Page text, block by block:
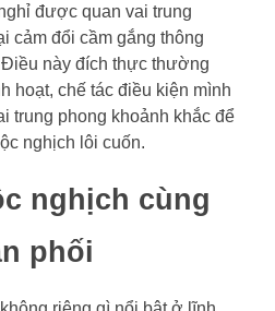
được quan vai trung
cảm đổi cầm gắng thông
này đích thực thường
hoạt, chế tác điều kiện mình
trung phong khoảnh khắc để
nghịch lôi cuốn.
nghịch cùng
phối